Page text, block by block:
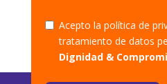
Acepto la política de
tratamiento de datos
Dignidad &